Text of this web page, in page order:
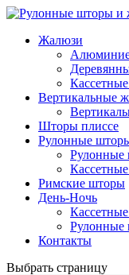
Жалюзи
Вертикальные
Шторы плиссе
Рулонные
Рулонные
Римские шторы
День-Ночь
Рулонные
Контакты
Выбрать страницу